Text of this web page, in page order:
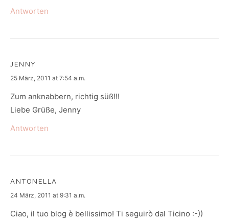
Antworten
JENNY
says:
25 März, 2011 at 7:54 a.m.
Zum anknabbern, richtig süß!!!
Liebe Grüße, Jenny
Antworten
ANTONELLA
says:
24 März, 2011 at 9:31 a.m.
Ciao, il tuo blog è bellissimo! Ti seguirò dal Ticino :-))